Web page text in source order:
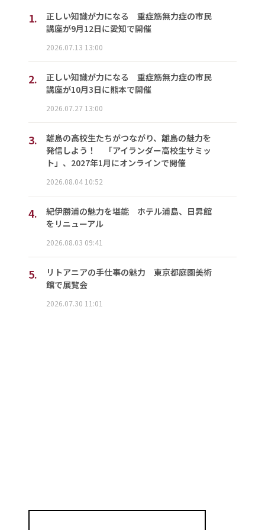
1.
正しい知識が力になる 重症筋無力症の市民
講座が9月12日に愛知で開催
2026.07.13 13:00
2.
正しい知識が力になる 重症筋無力症の市民
講座が10月3日に熊本で開催
2026.07.27 13:00
3.
離島の高校生たちがつながり、離島の魅力を
発信しよう！ 「アイランダー高校生サミッ
ト」、2027年1月にオンラインで開催
2026.08.04 10:52
4.
紀伊勝浦の魅力を堪能 ホテル浦島、日昇館
をリニューアル
2026.08.03 09:41
5.
リトアニアの手仕事の魅力 東京都庭園美術
館で展覧会
2026.07.30 11:01